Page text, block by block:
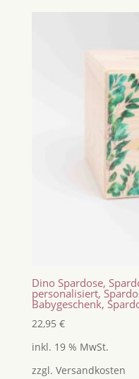
Dino Spardose,
personalisiert,
Babygeschenk,
22,95 €
inkl. 19 % MwSt.
zzgl. Versandkosten